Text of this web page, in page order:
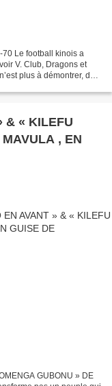
Le football kinois a
V. Club, Dragons et
plus à démontrer, de
& « KILEFU
, EN
GUBONU » DE